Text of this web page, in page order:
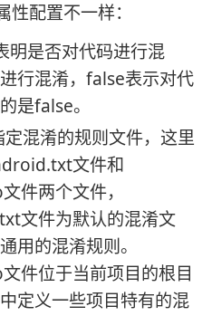
配置不一样：
明是否对代码进行混
行混淆，false表示对代
是false。
定混淆的规则文件，这里
文件和
件两个文件，
文件为默认的混淆文
用的混淆规则。
件位于当前项目的根目
定义一些项目特有的混